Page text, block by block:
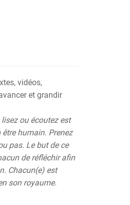
vidéos,
et grandir
ou écoutez est
être humain. Prenez
pas. Le but de ce
de réfléchir afin
Chacun(e) est
son royaume.